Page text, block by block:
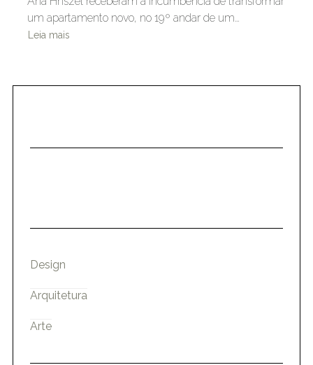
um apartamento novo, no 19º andar de um…
Leia mais
Design
Arquitetura
Arte